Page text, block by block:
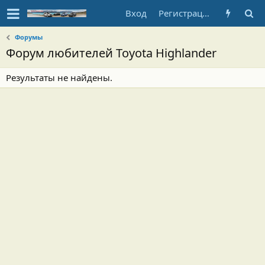
Вход Регистрация
Форумы
Форум любителей Toyota Highlander
Результаты не найдены.